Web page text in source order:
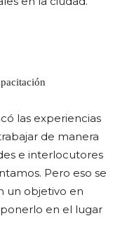
las experiencias
de manera
e interlocutores
Pero eso se
un objetivo en
en el lugar